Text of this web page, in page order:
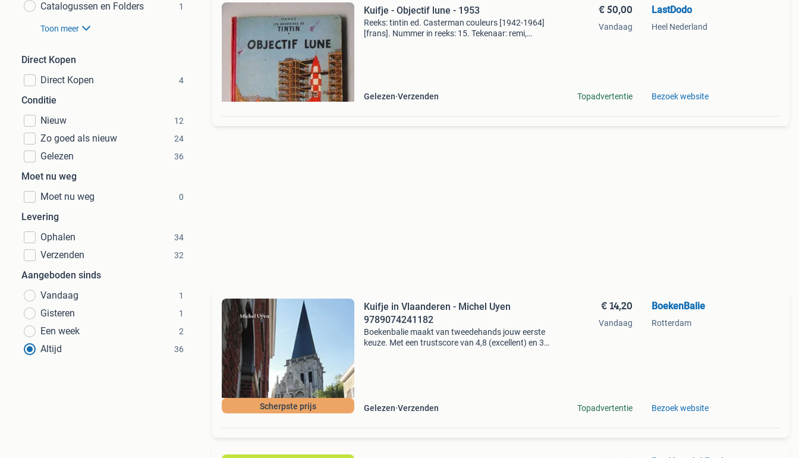
Catalogussen en Folders 1
Toon meer
Direct Kopen
Direct Kopen
4
Conditie
Nieuw
12
Zo goed als nieuw 24
Gelezen 36
Moet nu weg
Moet nu weg
0
Levering
Ophalen
34
Verzenden 32
Aangeboden sinds
Vandaag
1
Gisteren 1
Een week 2
Altijd 36
Kuifje - Objectif lune - 1953
Reeks: tintin ed. Casterman couleurs [1942-1964]
[frans]. Nummer in reeks: 15. Tekenaar: remi,
Gelezen Verzenden
€ 50,00
Vandaag
Topadvertentie
LastDodo
Heel Nederland
Bezoek website
Scherpste prijs
Kuifje in Vlaanderen - Michel Uyen
9789074241182
Boekenbalie maakt van tweedehands jouw eerste
keuze. Met een trustscore van 4,8 (excellent) en 30
Gelezen Verzenden
€ 14,20
Vandaag
Topadvertentie
BoekenBalie
Rotterdam
Bezoek website